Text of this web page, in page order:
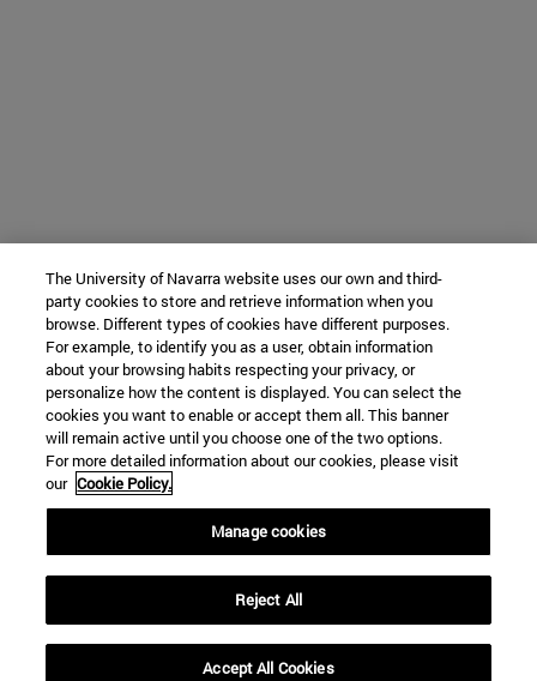
The University of Navarra website uses our own and third-
party cookies to store and retrieve information when you
browse. Different types of cookies have different purposes.
For example, to identify you as a user, obtain information
about your browsing habits respecting your privacy, or
personalize how the content is displayed. You can select the
cookies you want to enable or accept them all. This banner
will remain active until you choose one of the two options.
For more detailed information about our cookies, please visit
our Cookie Policy.
Manage cookies
Reject All
Accept All Cookies